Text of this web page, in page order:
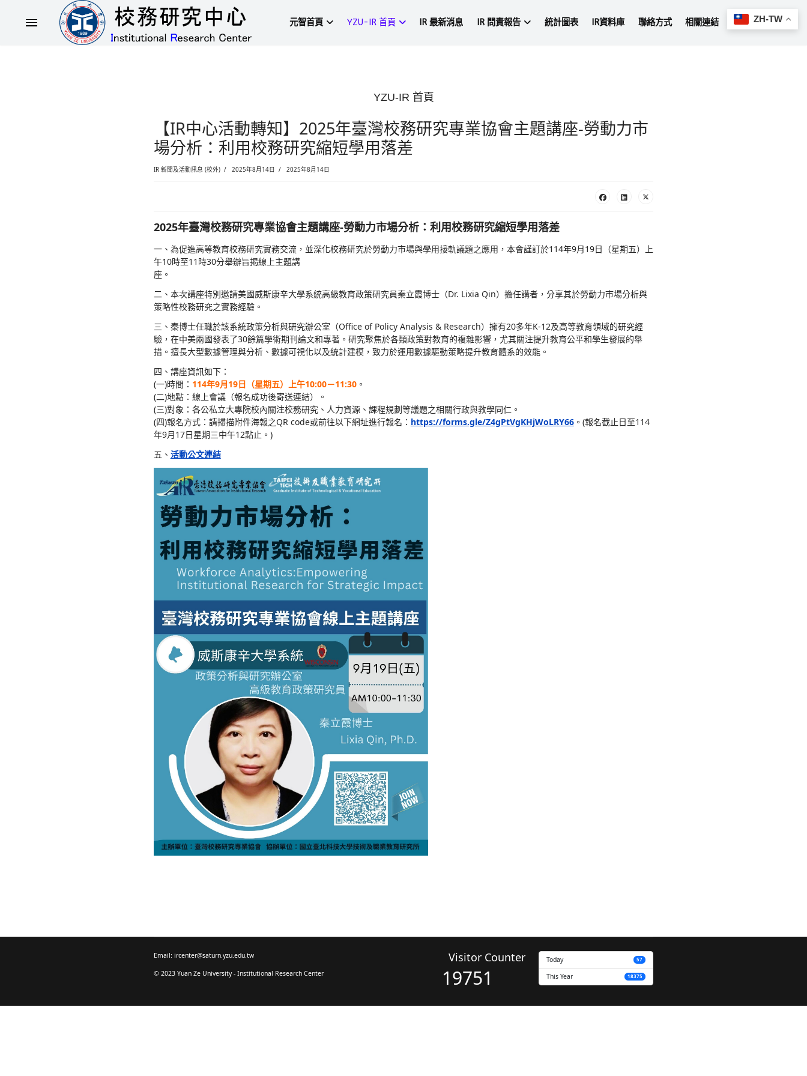
元智首頁 YZU-IR 首頁 IR 最新消息 IR 問責報告 統計圖表 IR
YZU-IR 首頁
【IR中心活動轉知】2025年臺灣校務研究專業協會主題講座-勞
IR 新聞及活動訊息 (校外) 2025年8月14日 2025年8月14日
2025年臺灣校務研究專業協會主題講座-勞動力市場分析：利用校務研究縮短學用落差
一、為促進高等教育校務研究實務交流，並深化校務研究於勞動力市場與學用接軌議題之應用，本會謹訂於114年9月19
午10時至11時30分舉辦旨揭線上主題講
座。
二、本次講座特別邀請美國威斯康辛大學系統高級教育政策研究員秦立霞博士（Dr. Lixia Qin）擔任講者，分享其於勞動
策略性校務研究之實務經驗。
三、秦博士任職於該系統政策分析與研究辦公室（Office of Policy Analysis & Research）擁有20多年K-12及高等教育領
驗，在中美兩國發表了30餘篇學術期刊論文和專著。研究聚焦於各類政策對教育的複雜影響，尤其關注提升教育公平和學
措。擅長大型數據管理與分析、數據可視化以及統計建模，致力於運用數據驅動策略提升教育體系的效能。
四、講座資訊如下：
(一)時間：114年9月19日（星期五）上午10:00－11:30
(二)地點：線上會議（報名成功後寄送連結）。
(三)對象：各公私立大專院校內關注校務研究、人力資源、課程規劃等議題之相關行政與教學同仁。
(四)報名方式：請掃描附件海報之QR code或前往以下網址進行報名：
年9月17日星期三中午12點止。)